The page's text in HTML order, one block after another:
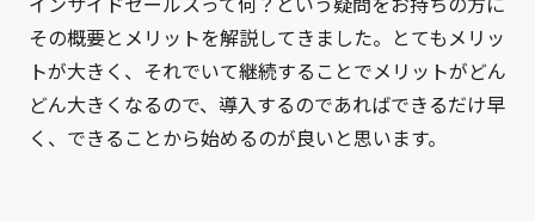
その概要とメリットを解説してきました。とてもメリッ
トが大きく、それでいて継続することでメリットがどん
どん大きくなるので、導入するのであればできるだけ早
く、できることから始めるのが良いと思います。